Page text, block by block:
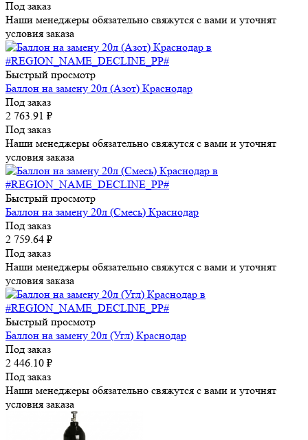
Под заказ
Наши менеджеры обязательно свяжутся с вами и уточнят
условия заказа
Быстрый просмотр
Баллон на замену 20л (Азот) Краснодар
Под заказ
2 763.91 ₽
Под заказ
Наши менеджеры обязательно свяжутся с вами и уточнят
условия заказа
Быстрый просмотр
Баллон на замену 20л (Смесь) Краснодар
Под заказ
2 759.64 ₽
Под заказ
Наши менеджеры обязательно свяжутся с вами и уточнят
условия заказа
Быстрый просмотр
Баллон на замену 20л (Угл) Краснодар
Под заказ
2 446.10 ₽
Под заказ
Наши менеджеры обязательно свяжутся с вами и уточнят
условия заказа